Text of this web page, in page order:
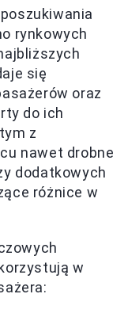
rynkowych
się
oraz
do ich
z
nawet drobne
dodatkowych
różnice w
w